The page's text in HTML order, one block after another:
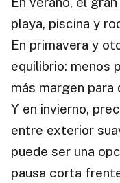
playa, piscina y
En primavera y
equilibrio: menos
más margen
Y en invierno,
entre exterior
puede ser una
pausa corta